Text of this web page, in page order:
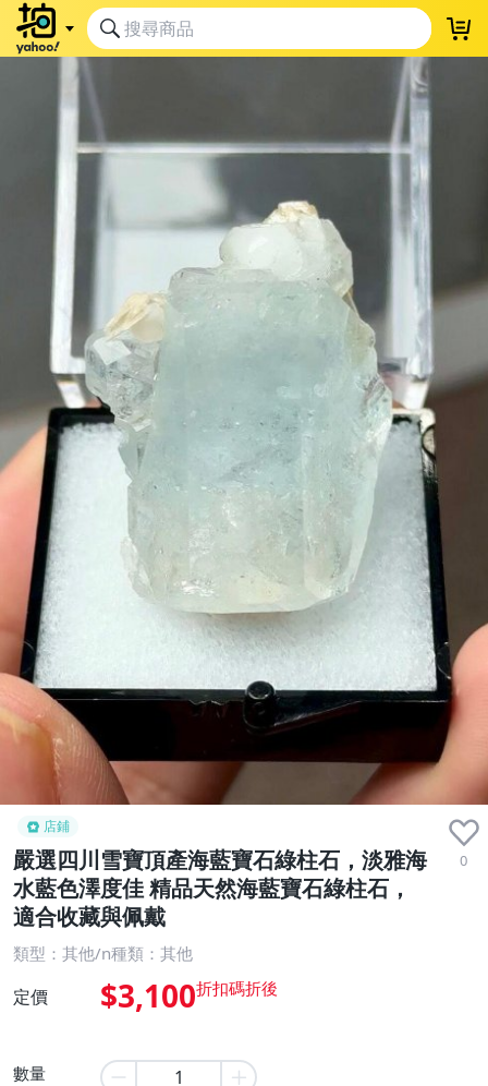
店鋪
嚴選四川雪寶頂產海藍寶石綠柱石，淡雅海
水藍色澤度佳 精品天然海藍寶石綠柱石，
適合收藏與佩戴
0
類型：其他/n種類：其他
定價 $3,100
數量